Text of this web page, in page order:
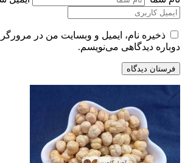
ذخیره نام، ایمیل و وبسایت من در
دوباره دیدگاهی می‌نویسم.